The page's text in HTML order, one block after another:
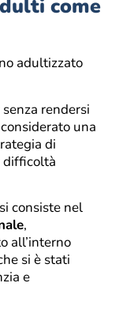
come
adultizzato
rendersi
una
di
difficoltà
consiste nel
,
all’interno
si è stati
e